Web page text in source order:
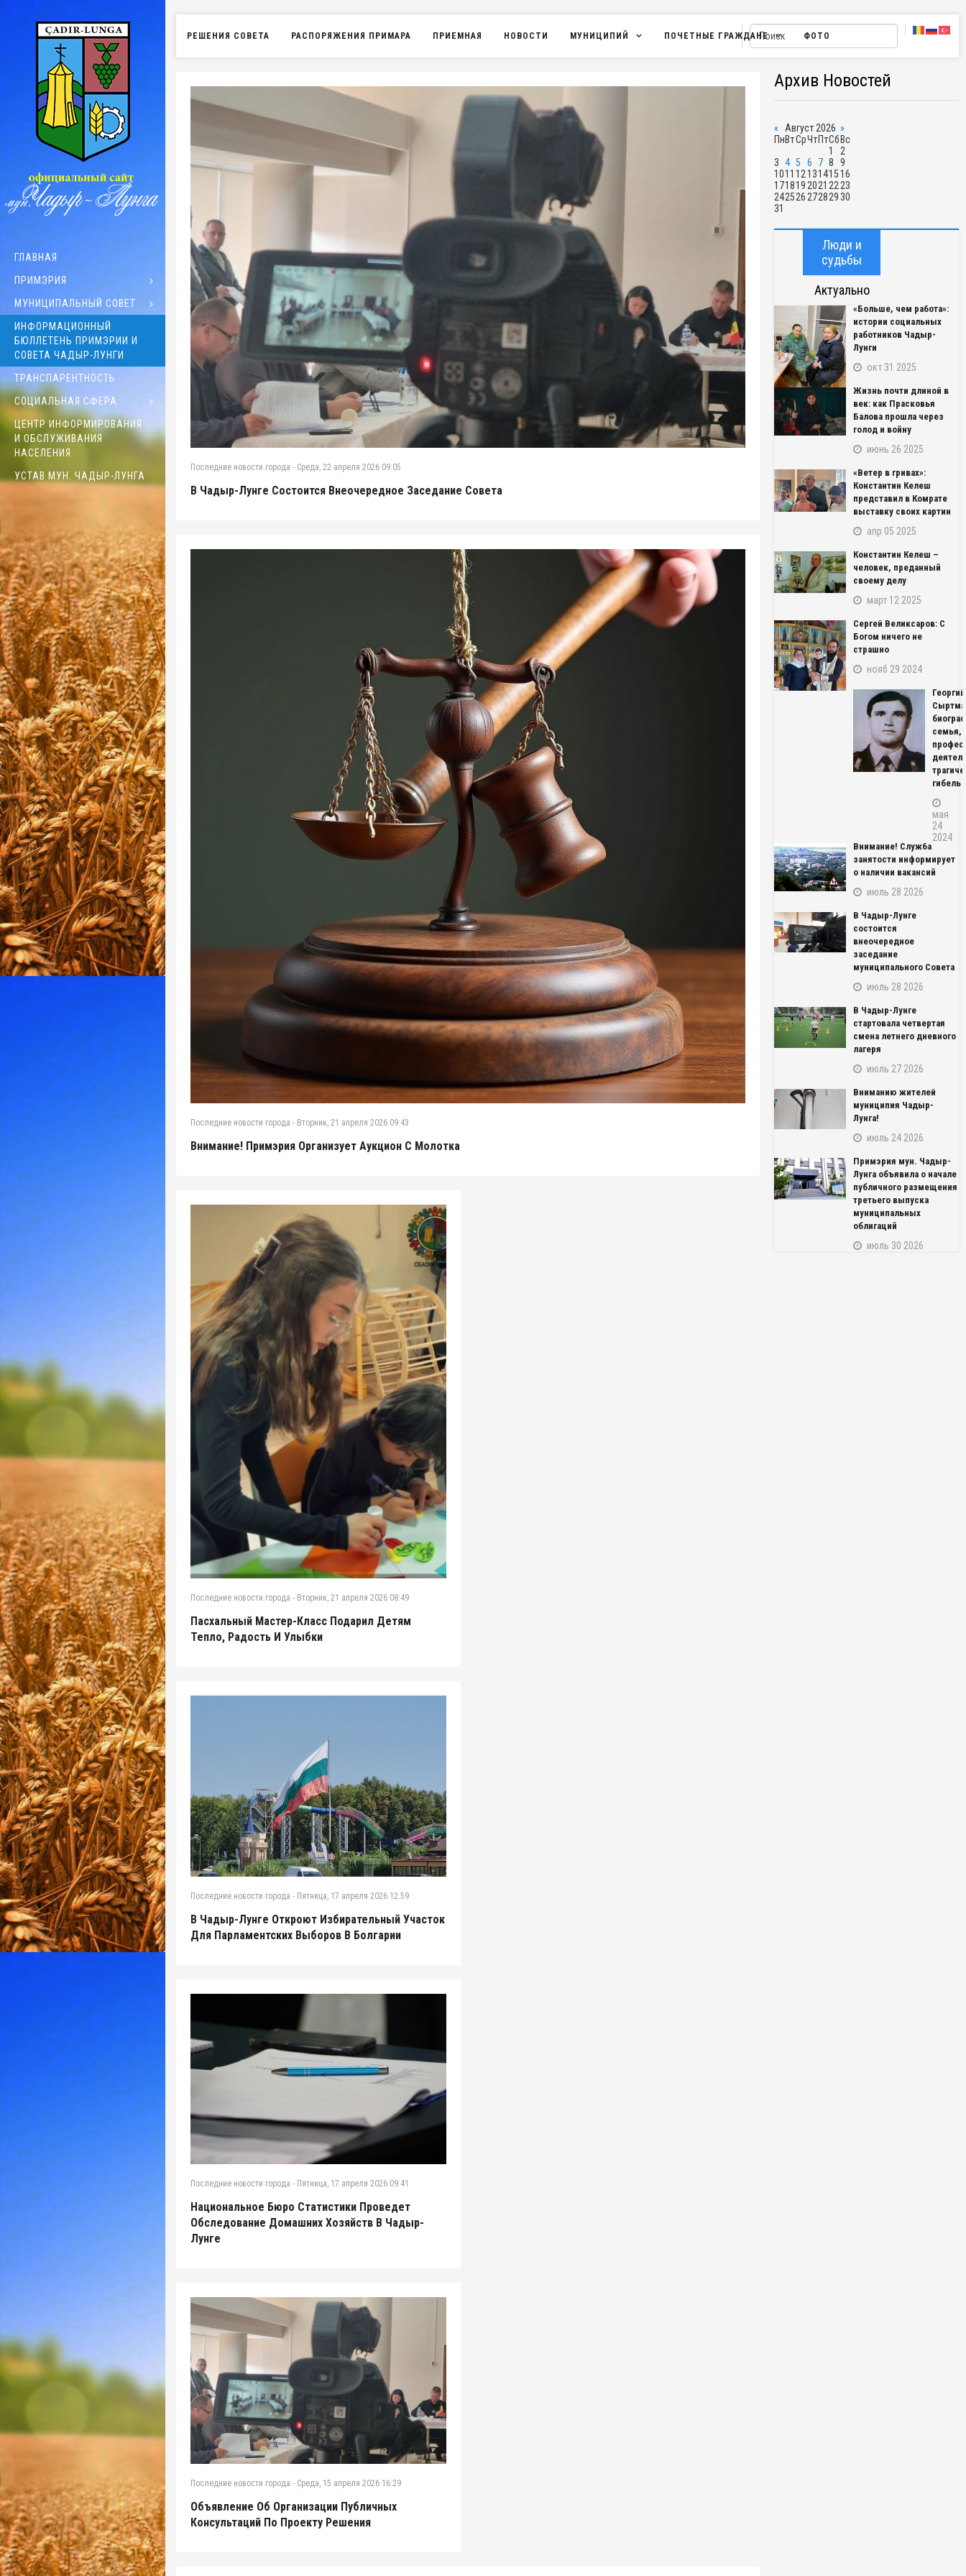
ГЛАВНАЯ
ПРИМЭРИЯ
МУНИЦИПАЛЬНЫЙ СОВЕТ
ИНФОРМАЦИОННЫЙ
БЮЛЛЕТЕНЬ ПРИМЭРИИ И
СОВЕТА ЧАДЫР-ЛУНГИ
ТРАНСПАРЕНТНОСТЬ
СОЦИАЛЬНАЯ СФЕРА
ЦЕНТР ИНФОРМИРОВАНИЯ
И ОБСЛУЖИВАНИЯ
НАСЕЛЕНИЯ
УСТАВ МУН. ЧАДЫР-ЛУНГА
РЕШЕНИЯ СОВЕТА РАСПОРЯЖЕНИЯ ПРИМАРА ПРИЕМНАЯ НОВОСТИ МУНИЦИПИЙ ПОЧЕТНЫЕ ГРАЖДАНЕ ФОТО
Последние новости города - Среда, 22 апреля 2026 09:05
В Чадыр-Лунге Состоится Внеочередное Заседание Совета
Последние новости города - Вторник, 21 апреля 2026 09:43
Внимание! Примэрия Организует Аукцион С Молотка
Последние новости города - Вторник, 21 апреля 2026 08:49
Пасхальный Мастер-Класс Подарил Детям
Тепло, Радость И Улыбки
Последние новости города - Пятница, 17 апреля 2026 12:59
В Чадыр-Лунге Откроют Избирательный Участок
Для Парламентских Выборов В Болгарии
Последние новости города - Пятница, 17 апреля 2026 09:41
Национальное Бюро Статистики Проведет
Обследование Домашних Хозяйств В Чадыр-
Лунге
Последние новости города - Среда, 15 апреля 2026 16:29
Объявление Об Организации Публичных
Консультаций По Проекту Решения
Архив Новостей
« Август 2026 »
ПнВтСрЧт ПтСб Вс
1
2
3 4 5 6 7 8
9
1011 1213141516
171819 2021 22 23
242526 27282930
31
Люди и
судьбы
Актуально
«Больше, чем работа»:
истории социальных
работников Чадыр-
Лунги
окт 31 2025
Жизнь почти длиной в
век: как Прасковья
Балова прошла через
голод и войну
июнь 26 2025
«Ветер в гривах»:
Константин Келеш
представил в Комрате
выставку своих картин
апр 05 2025
Константин Келеш –
человек, преданный
своему делу
март 12 2025
Сергей Великсаров: С
Богом ничего не
страшно
нояб 29 2024
Георгий
семья,
гибель
мая
24
2024
Внимание! Служба
занятости информирует
о наличии вакансий
июль 28 2026
В Чадыр-Лунге
состоится
внеочередное
заседание
муниципального Совета
июль 28 2026
В Чадыр-Лунге
стартовала четвертая
смена летнего дневного
лагеря
июль 27 2026
Вниманию жителей
муниципия Чадыр-
Лунга!
июль 24 2026
Примэрия мун. Чадыр-
Лунга объявила о начале
публичного размещения
третьего выпуска
муниципальных
облигаций
июль 30 2026